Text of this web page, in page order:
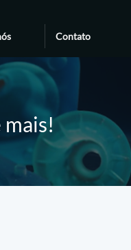
Contato
mais!